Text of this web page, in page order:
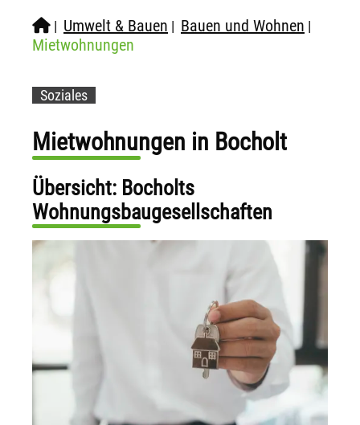
| Umwelt & Bauen | Bauen und Wohnen |
Mietwohnungen
Soziales
Mietwohnungen in Bocholt
Übersicht: Bocholts
Wohnungsbaugesellschaften